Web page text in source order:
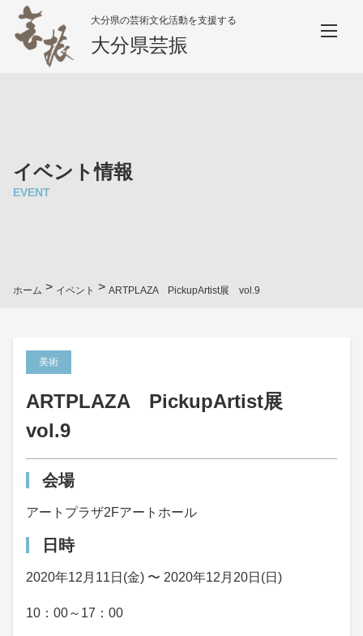
大分県の芸術文化活動を支援する
大分県芸振
イベント情報
EVENT
ホーム > イベント > ARTPLAZA PickupArtist展 vol.9
美術
ARTPLAZA PickupArtist展
vol.9
会場
アートプラザ2Fアートホール
日時
2020年12月11日(金) 〜 2020年12月20日(日)
10：00～17：00